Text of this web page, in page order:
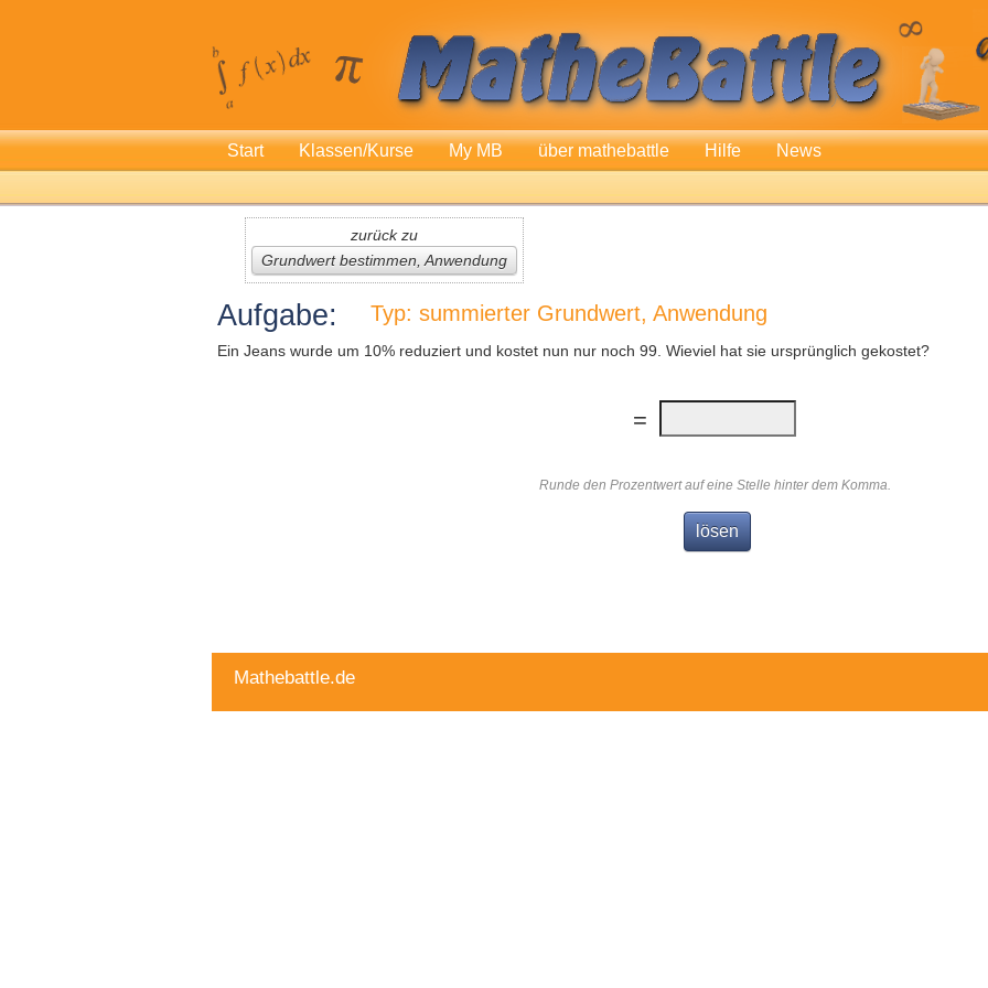
Start Klassen/Kurse My MB über mathebattle Hilfe News
zurück zu
Grundwert bestimmen, Anwendung
Aufgabe: Typ: summierter Grundwert, Anwendung
Ein Jeans wurde um 10% reduziert und kostet nun nur noch 99. Wieviel hat sie ursprünglich gekostet?
=
Runde den Prozentwert auf eine Stelle hinter dem Komma.
Mathebattle.de